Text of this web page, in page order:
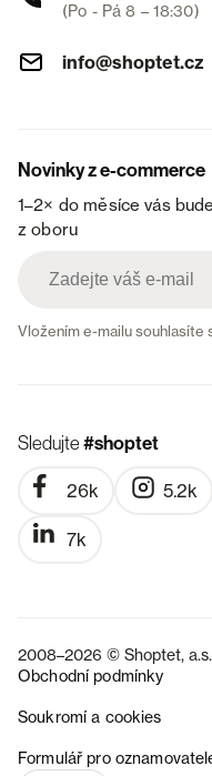
(Po - Pá 8 – 18:30)
info@shoptet.cz
Novinky z e-commerce
1–2× do měsíce vás
z oboru
Vložením e-mailu souhlasíte
Sledujte#shoptet
26k 5.2k
7k
2008–2026 © Shoptet,
Obchodní podmínky
Soukromí a cookies
Formulář pro